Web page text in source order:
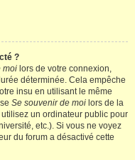
?
moi lors de votre connexion,
déterminée. Cela empêche
insu en utilisant le même
Se souvenir de moi lors de la
un ordinateur public pour
etc.). Si vous ne voyez
du forum a désactivé cette